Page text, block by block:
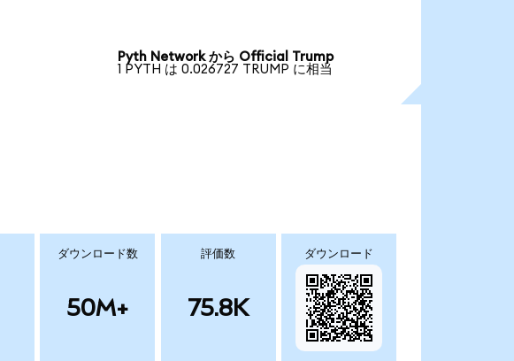
Pyth Network から Official Trump
1 PYTH は 0.026727 TRUMP に相当
ダウンロード数
50M+
評価数
75.8K
ダウンロード